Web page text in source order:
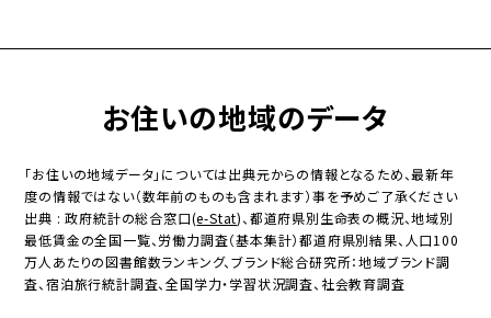
お住いの地域のデータ
「お住いの地域データ」については出典元からの情報となるため、最新年
度の情報ではない（数年前のものも含まれます）事を予めご了承ください
出典 : 政府統計の総合窓口(e-Stat)、都道府県別生命表の概況、地域別
最低賃金の全国一覧、労働力調査（基本集計）都道府県別結果、人口100
万人あたりの図書館数ランキング、ブランド総合研究所：地域ブランド調
査、宿泊旅行統計調査、全国学力・学習状況調査、社会教育調査